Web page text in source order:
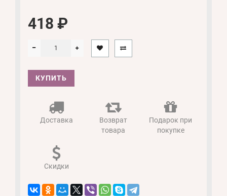
418 ₽
КУПИТЬ
Доставка
Возврат
товара
Подарок при
покупке
Скидки